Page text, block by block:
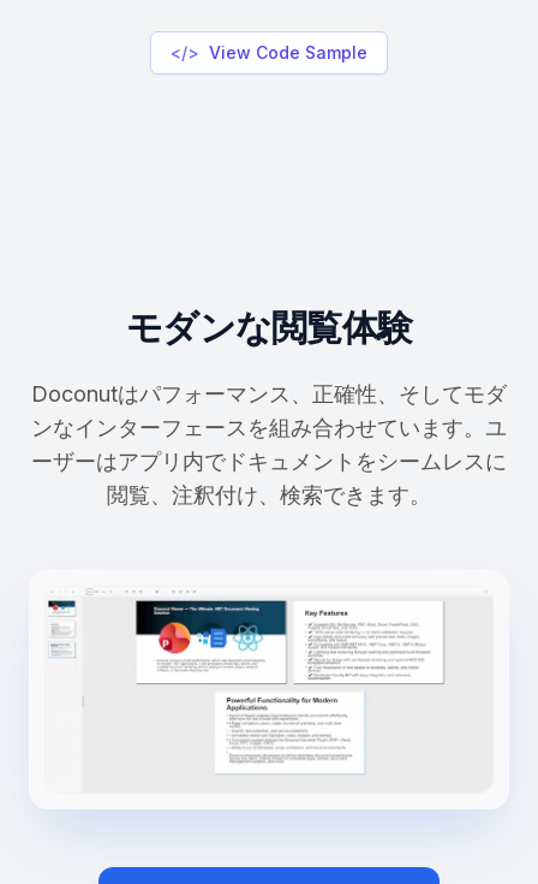
</> View Code Sample
モダンな閲覧体験
Doconutはパフォーマンス、正確性、そしてモダ
ンなインターフェースを組み合わせています。ユ
ーザーはアプリ内でドキュメントをシームレスに
閲覧、注釈付け、検索できます。